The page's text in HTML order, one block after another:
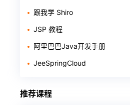
跟我学 Shiro
JSP 教程
阿里巴巴Java开发手册
JeeSpringCloud
推荐课程